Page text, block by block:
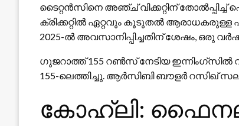
ടൈറ്റൻസിനെ അഞ്ച് വിക്കറ്റിന്
ക്രിക്കറ്റിൽ ഏറ്റവും കൂടുതൽ ആരാധകരുള്ള
2025-ൽ അവസാനിപ്പിച്ചതിന് ശേഷം, ഒരു
ഗുജറാത്ത് 155 റൺസ് നേടിയ ഇന്നിംഗ്‌സിൽ
155-ലെത്തിച്ചു. ആർ‌സി‌ബി ബൗളർ റസിഖ് സലാം
കോഹ്‌ലി: